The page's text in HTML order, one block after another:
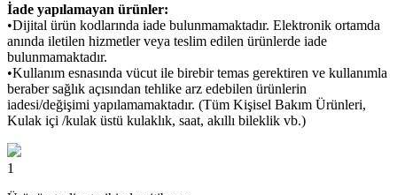
İade yapılamayan ürünler:
•Dijital ürün kodlarında iade bulunmamaktadır. Elektronik ortamda
anında iletilen hizmetler veya teslim edilen ürünlerde iade
bulunmamaktadır.
•Kullanım esnasında vücut ile birebir temas gerektiren ve kullanımla
beraber sağlık açısından tehlike arz edebilen ürünlerin
iadesi/değişimi yapılamamaktadır. (Tüm Kişisel Bakım Ürünleri,
Kulak içi /kulak üstü kulaklık, saat, akıllı bileklik vb.)
1